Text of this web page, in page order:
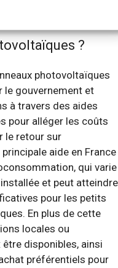
?
photovoltaïques
le gouvernement et
à travers des aides
pour alléger les coûts
le retour sur
aide en France
qui varie
et peut atteindre
pour les petits
En plus de cette
locales ou
disponibles, ainsi
préférentiels pour